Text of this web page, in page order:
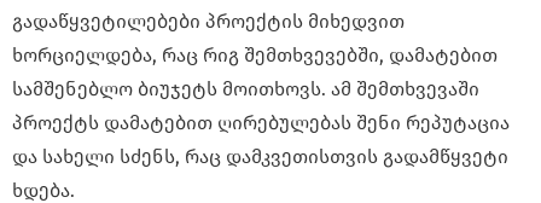
გადაწყვეტილებები პროექტის მიხედვით
ხორციელდება, რაც რიგ შემთხვევებში, დამატებით
სამშენებლო ბიუჯეტს მოითხოვს. ამ შემთხვევაში
პროექტს დამატებით ღირებულებას შენი რეპუტაცია
და სახელი სძენს, რაც დამკვეთისთვის გადამწყვეტი
ხდება.